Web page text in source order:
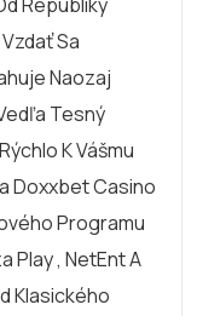
Sa
Naozaj
Tesný
K Vášmu
Doxxbet Casino
Programu
, NetEnt A
Klasického